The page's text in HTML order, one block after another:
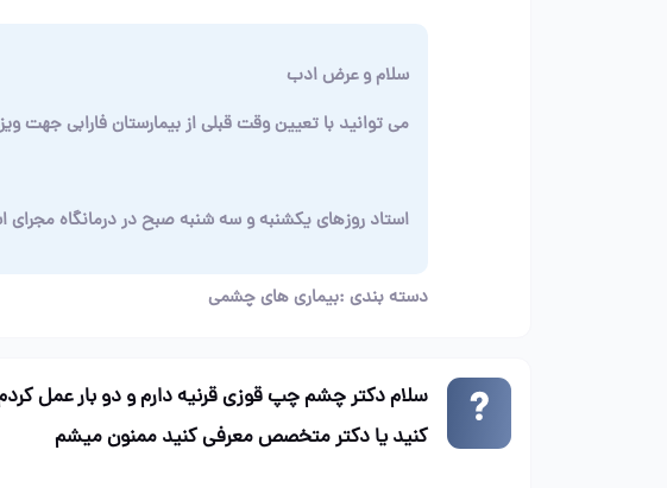
سلام و عرض ادب
می توانید با تعیین وقت قبلی از بیمارستان فارابی جهت
استاد روزهای یکشنبه و سه شنبه صبح در درمانگاه مجرای
دسته بندی :بیماری های چشمی
سلام دکتر چشم چپ قوزی قرنیه دارم و دو بار عمل
کنید یا دکتر متخصص معرفی کنید ممنون میشم